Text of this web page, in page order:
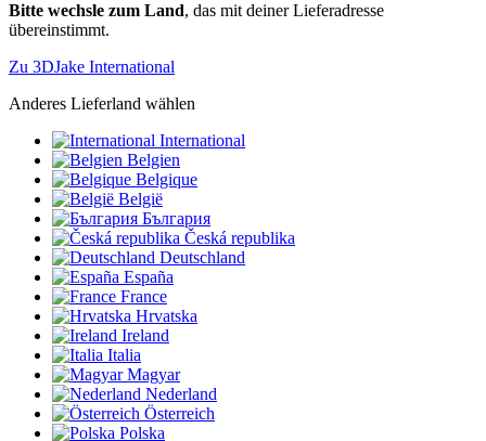
Bitte wechsle zum Land, das mit deiner Lieferadresse
übereinstimmt.
Zu 3DJake International
Anderes Lieferland wählen
International
Belgien
Belgique
België
България
Česká republika
Deutschland
España
France
Hrvatska
Ireland
Italia
Magyar
Nederland
Österreich
Polska